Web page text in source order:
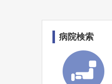
病院検索